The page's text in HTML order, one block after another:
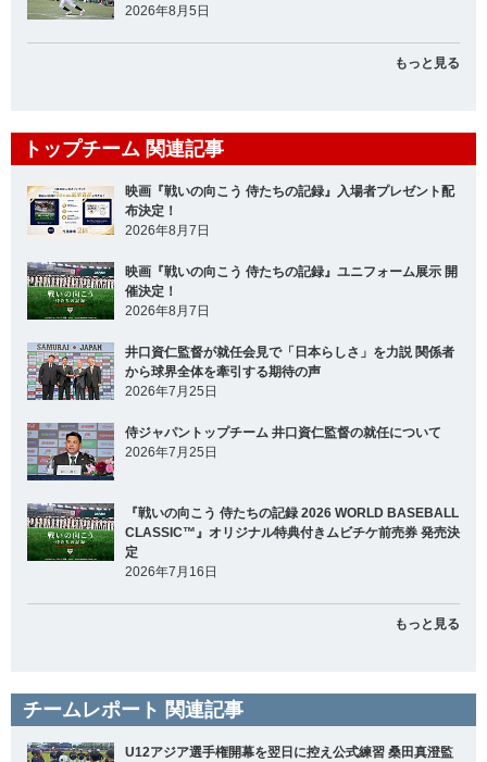
2026年8月5日
もっと見る
トップチーム 関連記事
映画『戦いの向こう 侍たちの記録』入場者プレゼント配
布決定！
2026年8月7日
映画『戦いの向こう 侍たちの記録』ユニフォーム展示 開
催決定！
2026年8月7日
井口資仁監督が就任会見で「日本らしさ」を力説 関係者
から球界全体を牽引する期待の声
2026年7月25日
侍ジャパントップチーム 井口資仁監督の就任について
2026年7月25日
『戦いの向こう 侍たちの記録 2026 WORLD BASEBALL
CLASSIC™』オリジナル特典付きムビチケ前売券 発売決
定
2026年7月16日
もっと見る
チームレポート 関連記事
U12アジア選手権開幕を翌日に控え公式練習 桑田真澄監